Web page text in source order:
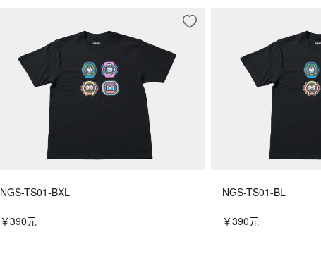
NGS-TS01-BXL
￥390元
NGS-TS01-BL
￥390元